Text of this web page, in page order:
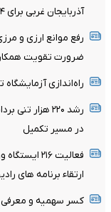
آذربایجان غربی برای ۴دهک اول
رفع موانع ارزی و
ضرورت تقویت
راه‌اندازی
رشد ۲۲۰
در مسیر تکمیل
فعالیت
ارتقاء برنامه های
کسر سهمیه و معرفی